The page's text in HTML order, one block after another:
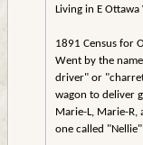
Living in E
1891 Census for
Went by the
driver" or
wagon to deliver
Marie-L, Marie-R,
one called